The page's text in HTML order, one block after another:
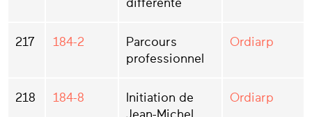
différente
217 184-2
Parcours
professionnel
Ordiarp
218 184-8
Initiation de
Ordiarp